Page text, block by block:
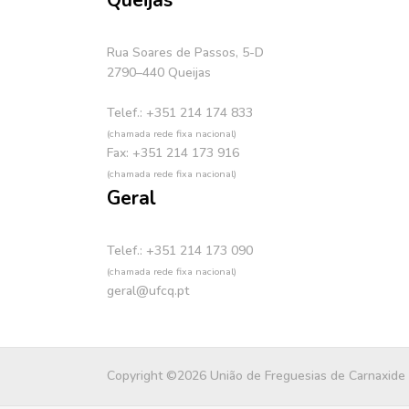
Rua Soares de Passos, 5-D
2790–440 Queijas
Telef.: +351 214 174 833
(chamada rede fixa nacional)
Fax: +351 214 173 916
(chamada rede fixa nacional)
Geral
Telef.: +351 214 173 090
(chamada rede fixa nacional)
geral@ufcq.pt
Copyright ©2026 União de Freguesias de